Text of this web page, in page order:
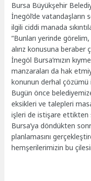
Bursa Büyükşehir
İnegöl’de vatandaşların
ilgili ciddi manada
“Bunları yerinde
alırız konusuna beraber
İnegöl Bursa’mızın
manzaraları da hak
konunun derhal çözümü
Bugün önce
eksikleri ve talepleri
işleri de istişare ettikten
Bursa’ya döndükten
planlamasını
hemşerilerimizin bu